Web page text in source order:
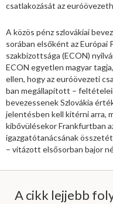
csatlakozását az
A közös pénz szlovákiai
sorában elsőként az Európai
szakbizottsága (ECON)
ECON egyetlen magyar
ellen, hogy az euróövezeti
ban megállapított –
bevezessenek Szlovákia
jelentésben kell kitérni arra,
kibővülésekor Frankfurtban
igazgatótanácsának
– vitázott elsősorban bajor
A cikk lejjebb